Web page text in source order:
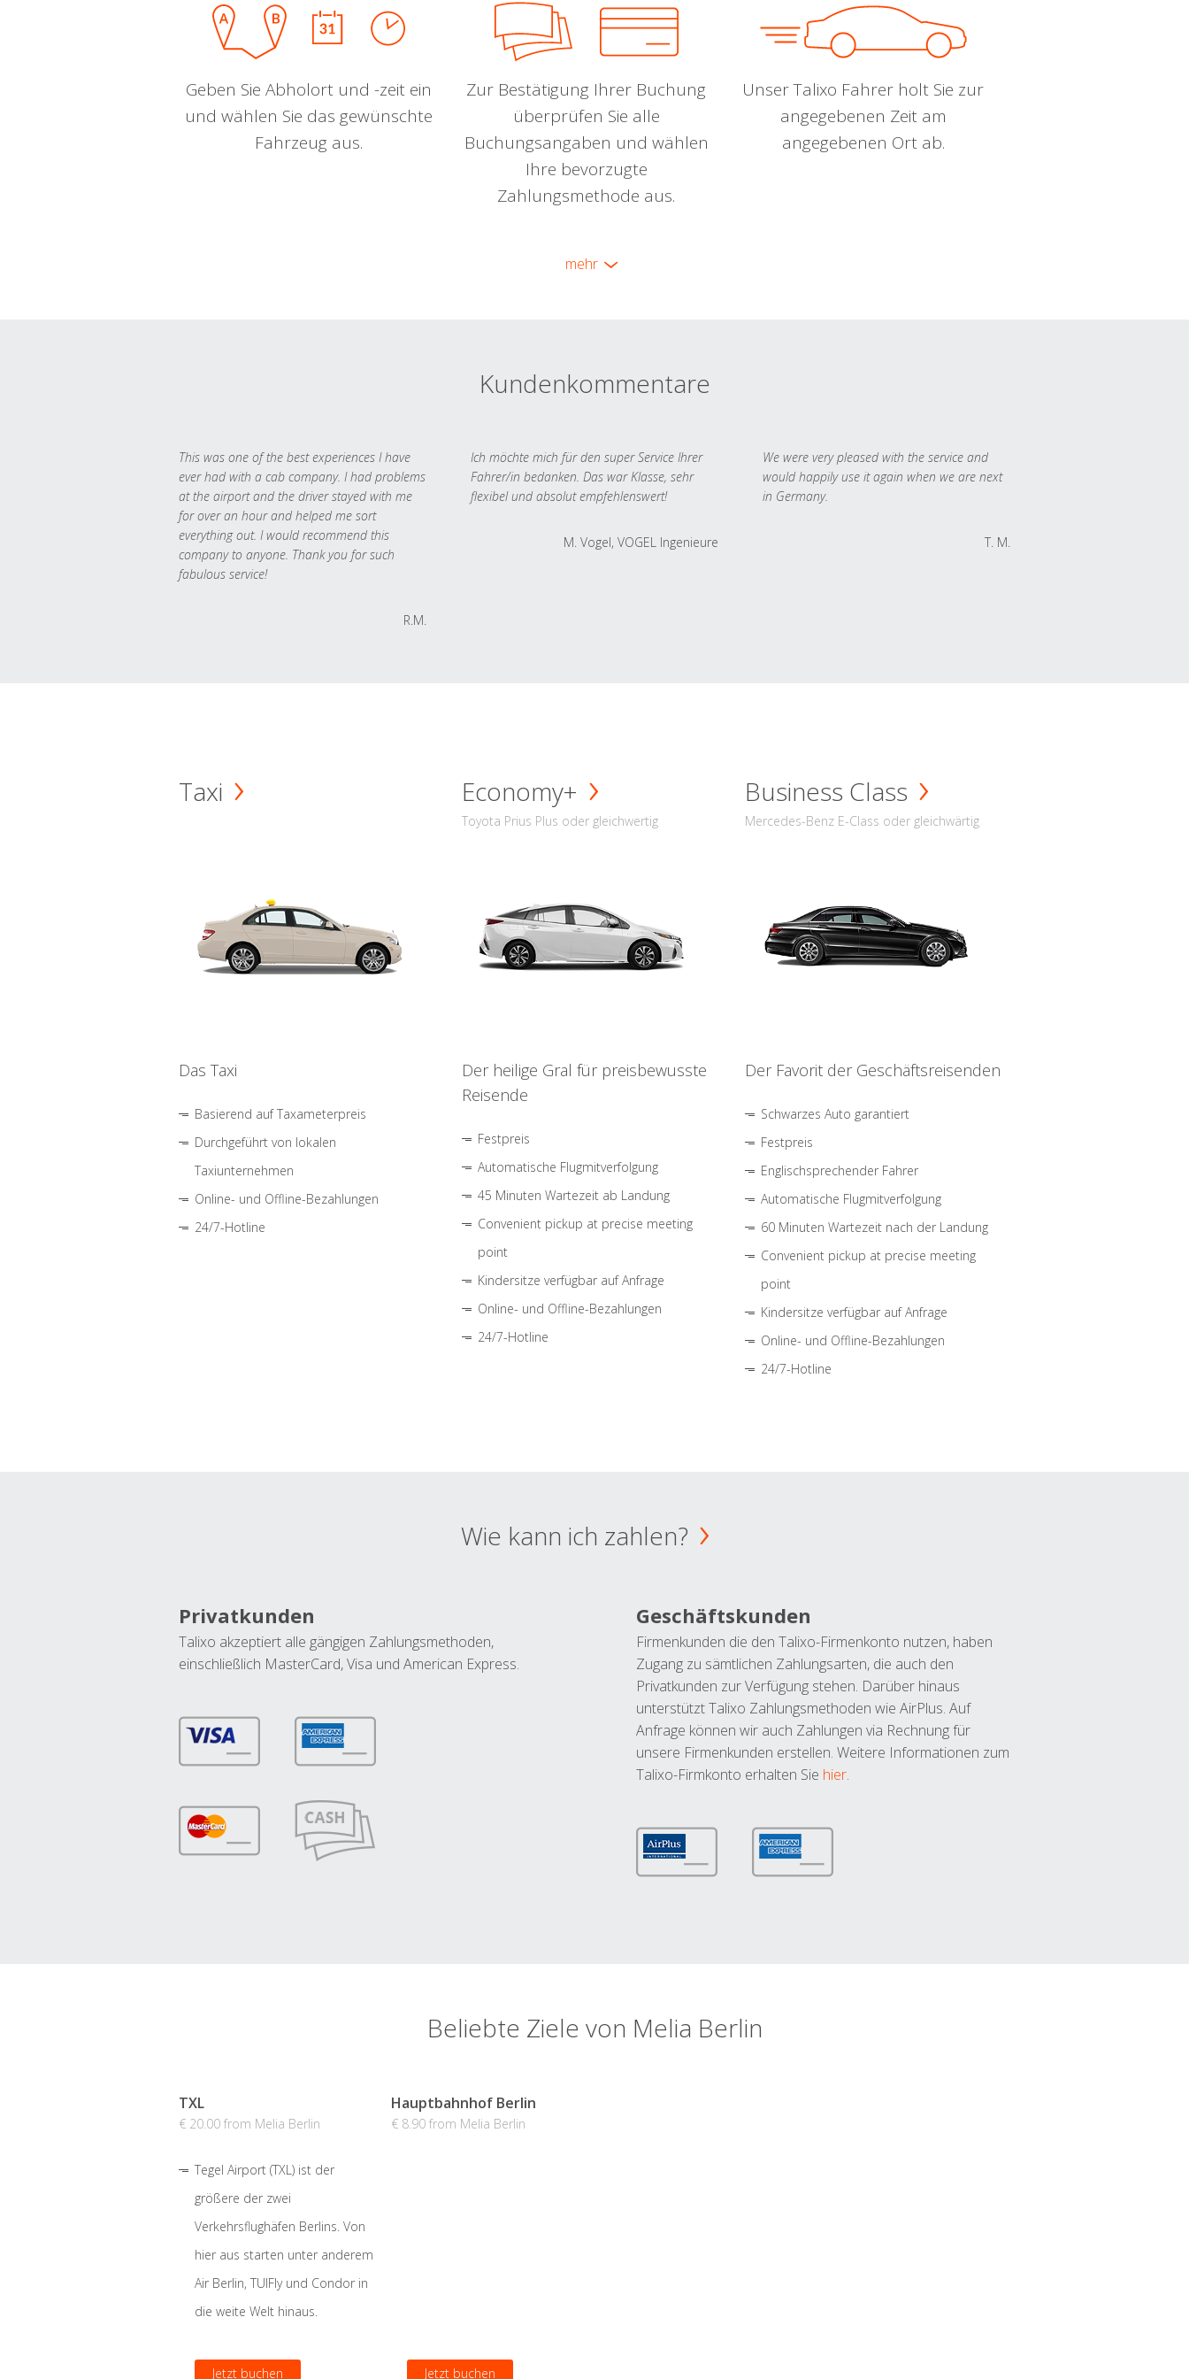
Geben Sie Abholort und -zeit ein
und wählen Sie das gewünschte
Fahrzeug aus.
Zur Bestätigung Ihrer Buchung
überprüfen Sie alle
Buchungsangaben und wählen
Ihre bevorzugte
Zahlungsmethode aus.
Unser Talixo Fahrer holt Sie zur
angegebenen Zeit am
angegebenen Ort ab.
mehr
Kundenkommentare
This was one of the best experiences I have
ever had with a cab company. I had problems
at the airport and the driver stayed with me
for over an hour and helped me sort
everything out. I would recommend this
company to anyone. Thank you for such
fabulous service!
R.M.
Ich möchte mich für den super Service Ihrer
Fahrer/in bedanken. Das war Klasse, sehr
flexibel und absolut empfehlenswert!
M. Vogel, VOGEL Ingenieure
We were very pleased with the service and
would happily use it again when we are next
in Germany.
T. M.
Taxi
Das Taxi
Basierend auf Taxameterpreis
Durchgeführt von lokalen
Taxiunternehmen
Online- und Offline-Bezahlungen
24/7-Hotline
Economy+
Toyota Prius Plus oder gleichwertig
Der heilige Gral für preisbewusste
Reisende
Festpreis
Automatische Flugmitverfolgung
45 Minuten Wartezeit ab Landung
Convenient pickup at precise meeting
point
Kindersitze verfügbar auf Anfrage
Online- und Offline-Bezahlungen
24/7-Hotline
Business Class
Mercedes-Benz E-Class oder gleichwärtig
Der Favorit der Geschäftsreisenden
Schwarzes Auto garantiert
Festpreis
Englischsprechender Fahrer
Automatische Flugmitverfolgung
60 Minuten Wartezeit nach der Landung
Convenient pickup at precise meeting
point
Kindersitze verfügbar auf Anfrage
Online- und Offline-Bezahlungen
24/7-Hotline
Wie kann ich zahlen?
Privatkunden
Talixo akzeptiert alle gängigen Zahlungsmethoden,
einschließlich MasterCard, Visa und American Express.
Geschäftskunden
Firmenkunden die den Talixo-Firmenkonto nutzen, haben
Zugang zu sämtlichen Zahlungsarten, die auch den
Privatkunden zur Verfügung stehen. Darüber hinaus
unterstützt Talixo Zahlungsmethoden wie AirPlus. Auf
Anfrage können wir auch Zahlungen via Rechnung für
unsere Firmenkunden erstellen. Weitere Informationen zum
Talixo-Firmkonto erhalten Sie hier.
Beliebte Ziele von Melia Berlin
TXL
€ 20.00 from Melia Berlin
Tegel Airport (TXL) ist der
größere der zwei
Verkehrsflughäfen Berlins. Von
hier aus starten unter anderem
Air Berlin, TUIFly und Condor in
die weite Welt hinaus.
Jetzt buchen
Hauptbahnhof Berlin
€ 8.90 from Melia Berlin
Jetzt buchen